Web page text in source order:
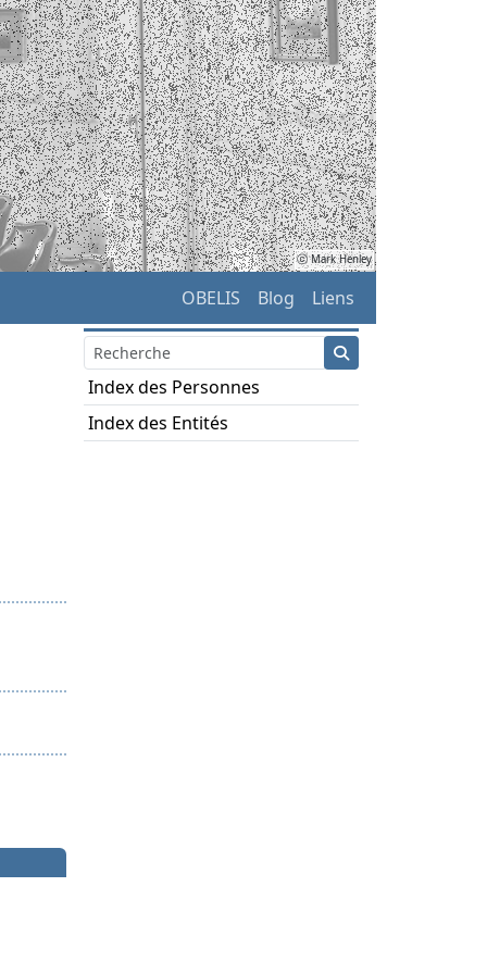
ⓒ Mark Henley
OBELIS Blog Liens
Index des Personnes
Index des Entités